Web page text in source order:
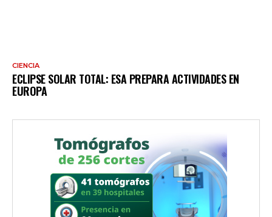
CIENCIA
ECLIPSE SOLAR TOTAL: ESA PREPARA ACTIVIDADES EN
EUROPA